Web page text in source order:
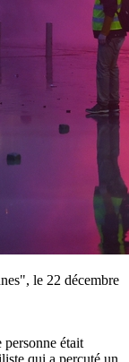
le 22 décembre
était
qui a percuté un